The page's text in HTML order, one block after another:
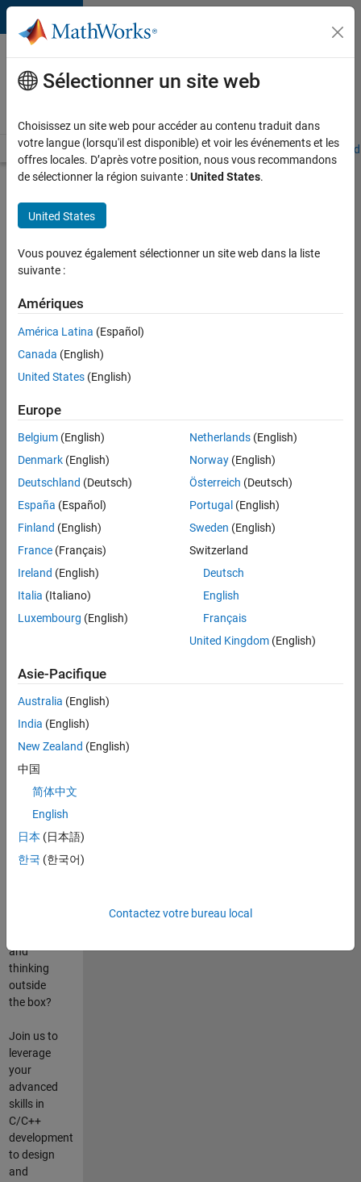
Passer au contenu
Votre
carrière
chez
Accueil Explorer nos opportunités Adresses de nos bureaux
d’autres
offres
Senior
Software
Quality
Engineer
maintenant
Poste:
36935-
Ingénierie
de
la
FR-
Résumé
du
poste
Are you
about
state-of-
the-art
Do you
and
thinking
outside
the box?
Join us to
leverage
your
advanced
skills in
C/C++
development
to design
and
Sélectionner un site web
Choisissez un site web pour accéder au contenu traduit dans
votre langue (lorsqu'il est disponible) et voir les événements et les
offres locales. D’après votre position, nous vous recommandons
de sélectionner la région suivante :United States.
United States
Vous pouvez également sélectionner un site web dans la liste
suivante :
Amériques
América Latina (Español)
Canada (English)
United States (English)
Europe
Belgium (English)
Denmark (English)
Deutschland (Deutsch)
España (Español)
Finland (English)
France (Français)
Ireland (English)
Italia (Italiano)
Luxembourg (English)
Netherlands(English)
Norway(English)
Österreich (Deutsch)
Portugal (English)
Sweden (English)
Switzerland
Deutsch
English
Français
United Kingdom(English)
Asie-Pacifique
Australia (English)
India (English)
New Zealand (English)
中国
简体中文
English
日本 (日本語)
한국 (한국어)
Contactez votre bureau local